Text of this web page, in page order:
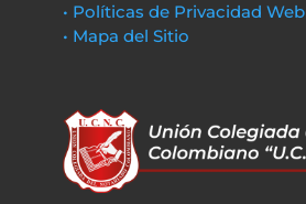
• Políticas de Privacidad Web
• Mapa del Sitio